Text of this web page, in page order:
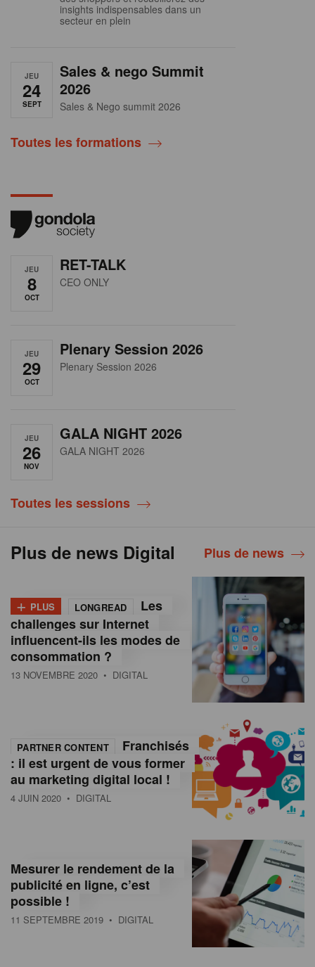
insights indispensables dans un
secteur en plein
JEU
24
SEPT
Sales & nego Summit
2026
Sales & Nego summit 2026
Toutes les formations
JEU
8
OCT
RET-TALK
CEO ONLY
JEU
29
OCT
Plenary Session 2026
Plenary Session 2026
JEU
26
NOV
GALA NIGHT 2026
GALA NIGHT 2026
Toutes les sessions
Plus de news Digital Plus de news
+ PLUS LONGREAD
Les
challenges sur Internet
influencent-ils les modes de
consommation ?
13 NOVEMBRE 2020 • DIGITAL
PARTNER CONTENT
Franchisés
: il est urgent de vous former
au marketing digital local !
4 JUIN 2020 • DIGITAL
Mesurer le rendement de la
publicité en ligne, c’est
possible !
11 SEPTEMBRE 2019 • DIGITAL